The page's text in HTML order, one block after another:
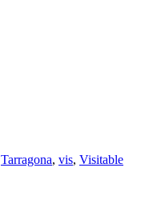
Tarragona, vis, Visitable